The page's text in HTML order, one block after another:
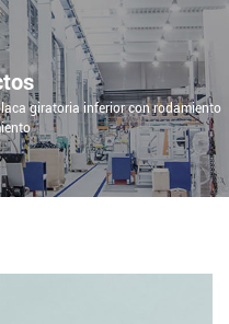
giratoria inferior con rodamiento